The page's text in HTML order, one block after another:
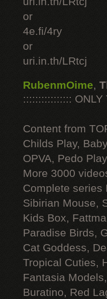
or
4e.fi/4ry
or
uri.in.th/LRtcj
RubenmOime,
::::::::::::::::
Content from
Childs Play,
OPVA, Pedo
More 3000
Complete series
Sibirian Mouse,
Kids Box,
Paradise Birds,
Cat Goddess,
Tropical Cuties,
Fantasia
Buratino, Red